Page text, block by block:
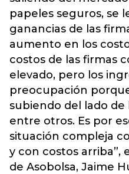
papeles seguros, se
ganancias de las
aumento en los
costos de las firmas
elevado, pero los
preocupación
subiendo del lado de
entre otros. Es por
situación compleja
y con costos arriba”,
de Asobolsa, Jaime